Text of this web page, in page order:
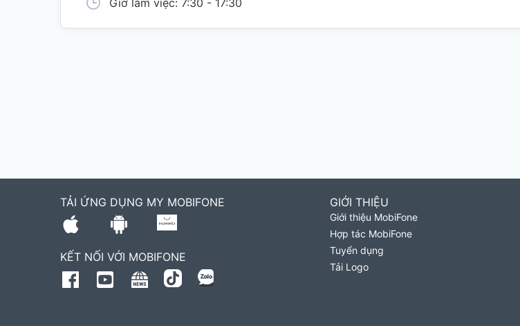
Giờ làm việc: 7:30 - 17:30
TẢI ỨNG DỤNG MY MOBIFONE
KẾT NỐI VỚI MOBIFONE
GIỚI THIỆU
Giới thiệu MobiFone
Hợp tác MobiFone
Tuyển dụng
Tải Logo